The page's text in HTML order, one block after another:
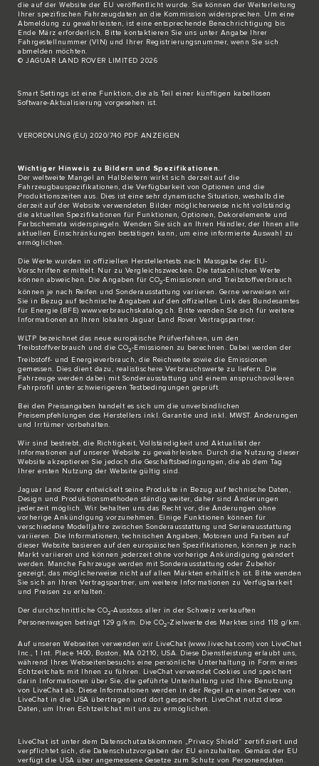
die auf der Website der EU veröffentlicht wurde. Sie können der Weiterleitung
Ihrer spezifischen Fahrzeugdaten an die Kommission widersprechen. Um eine
Abmeldung zu gewährleisten, ist eine entsprechende Benachrichtigung bis
Ende März erforderlich. Bitte kontaktieren Sie uns unter Angabe Ihrer
Fahrgestellnummer (VIN) und Ihrer Registrierungsnummer, wenn Sie sich
abmelden möchten.
© JAGUAR LAND ROVER LIMITED 2026
Smart Settings ist eine Funktion, die als Teil einer künftigen kabellosen
Software-Aktualisierung vorgesehen ist.
VERORDNUNG (EU) 2020/740 PDF ANZEIGEN
Wichtiger Hinweis zu Bildern und Spezifikationen.
Der weltweite Mangel an Halbleitern wirkt sich derzeit auf die
Fahrzeugbauspezifikationen, die Verfügbarkeit von Optionen und die
Produktionszeiten aus. Dies ist eine sehr dynamische Situation, weshalb die
derzeit auf der Website verwendeten Bilder möglicherweise nicht vollständig
die aktuellen Spezifikationen für Funktionen, Optionen, Dekorelemente und
Farbschemata widerspiegeln. Wenden Sie sich an Ihren Händler, der Ihnen alle
aktuellen Einschränkungen bestätigen kann, um eine informierte Auswahl zu
ermöglichen.
Die Werte wurden in offiziellen Herstellertests nach Massgabe der EU-
Vorschriften ermittelt. Nur zu Vergleichszwecken. Die tatsächlichen Werte
können abweichen. Die Angaben für CO2-Emissionen und Treibstoffverbrauch
können je nach Reifen und Sonderausstattung variieren. Gerne verweisen wir
Sie in Bezug auf technische Angaben auf den offiziellen Link des Bundesamtes
für Energie (BFE) www.verbrauchskatalog.ch . Bitte wenden Sie sich für weitere
Informationen an Ihren lokalen Jaguar Land Rover Vertragspartner.
WLTP bezeichnet das neue europäische Prüfverfahren, um den
Treibstoffverbrauch und die CO2-Emissionen zu berechnen. Dabei werden der
Treibstoff- und Energieverbrauch, die Reichweite sowie die Emissionen
gemessen. Dies dient dazu, realistischere Verbrauchswerte zu liefern. Die
Fahrzeuge werden dabei mit Sonderausstattung und einem anspruchsvolleren
Fahrprofil unter schwierigeren Testbedingungen geprüft.
Bei den Preisangaben handelt es sich um die unverbindlichen
Preisempfehlungen des Herstellers inkl. Garantie und inkl. MWST. Änderungen
und Irrtümer vorbehalten.
Wir sind bestrebt, die Richtigkeit, Vollständigkeit und Aktualität der
Informationen auf unserer Website zu gewährleisten. Durch die Nutzung dieser
Website akzeptieren Sie jedoch die Geschäftsbedingungen, die ab dem Tag
Ihrer ersten Nutzung der Website gültig sind.
Jaguar Land Rover entwickelt seine Produkte in Bezug auf technische Daten,
Design und Produktionsmethoden ständig weiter, daher sind Änderungen
jederzeit möglich. Wir behalten uns das Recht vor, die Änderungen ohne
vorherige Ankündigung vorzunehmen. Einige Funktionen können für
verschiedene Modelljahre zwischen Sonderausstattung und Serienausstattung
variieren. Die Informationen, technischen Angaben, Motoren und Farben auf
dieser Website basieren auf den europäischen Spezifikationen, können je nach
Markt variieren und können jederzeit ohne vorherige Ankündigung geändert
werden. Manche Fahrzeuge werden mit Sonderausstattung oder Zubehör
gezeigt, das möglicherweise nicht auf allen Märkten erhältlich ist. Bitte wenden
Sie sich an Ihren Vertragspartner, um weitere Informationen zu Verfügbarkeit
und Preisen zu erhalten.
Der durchschnittliche CO2-Ausstoss aller in der Schweiz verkauften
Personenwagen beträgt 129 g/km. Die CO2-Zielwerte des Marktes sind 118 g/km.
Auf unseren Webseiten verwenden wir LiveChat (www.livechat.com) von LiveChat
Inc., 1 Int. Place 1400, Boston, MA 02110, USA. Diese Dienstleistung erlaubt uns,
während Ihres Webseitenbesuchs eine persönliche Unterhaltung in Form eines
Echtzeitchats mit Ihnen zu führen. LiveChat verwendet Cookies und speichert
darin Informationen über Sie, die geführte Unterhaltung und Ihre Benutzung
von LiveChat ab. Diese Informationen werden in der Regel an einen Server von
LiveChat in die USA übertragen und dort gespeichert. LiveChat nutzt diese
Daten, um Ihren Echtzeitchat mit uns zu ermöglichen.
LiveChat ist unter dem Datenschutzabkommen „Privacy Shield“ zertifiziert und
verpflichtet sich, die Datenschutzvorgaben der EU einzuhalten. Gemäss der EU
verfügt die USA über angemessene Gesetze zum Schutz von Personendaten.